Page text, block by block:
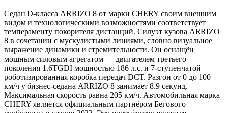
Седан D-класса ARRIZO 8 от марки CHERY своим внешним
видом и технологическими возможностями соответствует
темпераменту покорителя дистанций. Силуэт кузова ARRIZO
8 в сочетании с мускулистыми линиями, словно визуальное
выражение динамики и стремительности. Он оснащён
мощным силовым агрегатом — двигателем третьего
поколения 1.6TGDI мощностью 186 л.с. и 7-ступенчатой
роботизированная коробка передач DCT. Разгон от 0 до 100
км/ч у бизнес-седана ARRIZO 8 занимает 8.9 секунд.
Максимальная скорость равна 205 км/ч. Автомобильная марка
CHERY является официальным партнёром Бегового